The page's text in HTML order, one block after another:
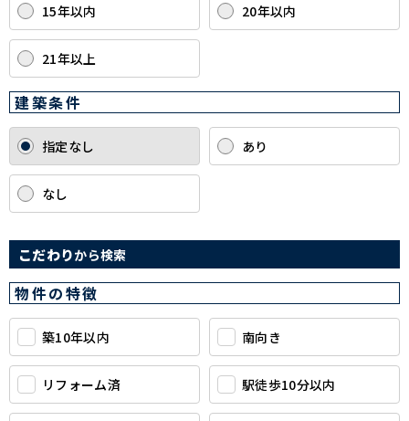
15年以内 20年以内
21年以上
建築条件
指定なし あり
なし
こだわりから検索
物件の特徴
築10年以内 南向き
リフォーム済 駅徒歩10分以内